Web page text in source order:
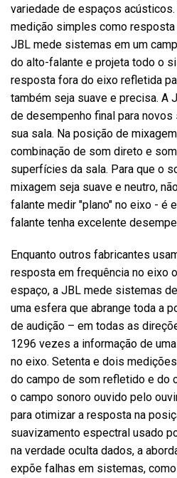
variedade de espaços
medição simples como resposta
JBL mede sistemas em um
do alto-falante e projeta todo o
resposta fora do eixo refletida
também seja suave e precisa. A
de desempenho final para
sua sala. Na posição de
combinação de som direto e
superfícies da sala. Para que o
mixagem seja suave e neutro,
falante medir "plano" no eixo - é
falante tenha excelente
Enquanto outros fabricantes
resposta em frequência no eixo
espaço, a JBL mede sistemas
uma esfera que abrange toda a
de audição – em todas as
1296 vezes a informação de
no eixo. Setenta e dois
do campo de som refletido e do
o campo sonoro ouvido pelo
para otimizar a resposta na
suavizamento espectral usado
na verdade oculta dados, a
expõe falhas em sistemas,